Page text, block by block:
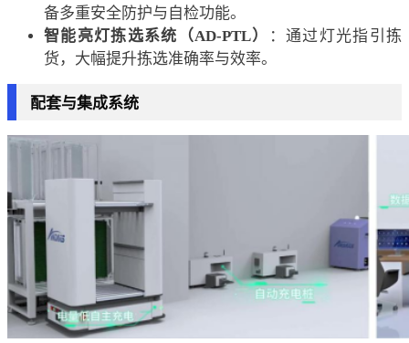
备多重安全防护与自检功能。
智能亮灯拣选系统（AD-PTL）
：通过灯光指引拣
货，大幅提升拣选准确率与效率。
配套与集成系统